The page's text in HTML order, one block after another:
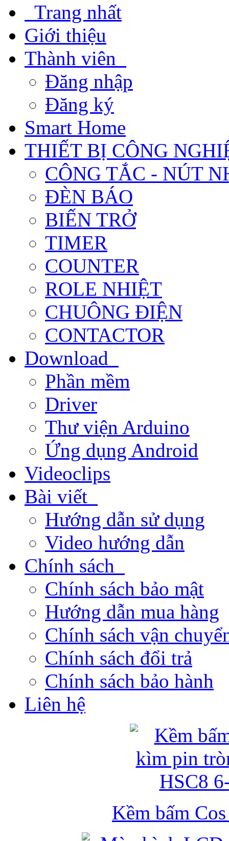
Trang nhất
Giới thiệu
Thành viên
Đăng nhập
Đăng ký
Smart Home
THIẾT BỊ CÔNG
CÔNG TẮC - NÚT
ĐÈN BÁO
BIẾN TRỞ
TIMER
COUNTER
ROLE NHIỆT
CHUÔNG ĐIỆN
CONTACTOR
Download
Phần mềm
Driver
Thư viện Arduino
Ứng dụng Android
Videoclips
Bài viết
Hướng dẫn sử dụng
Video hướng dẫn
Chính sách
Chính sách bảo mật
Hướng dẫn mua hàng
Chính sách vận
Chính sách đổi trả
Chính sách bảo hành
Liên hệ
Kềm bấm